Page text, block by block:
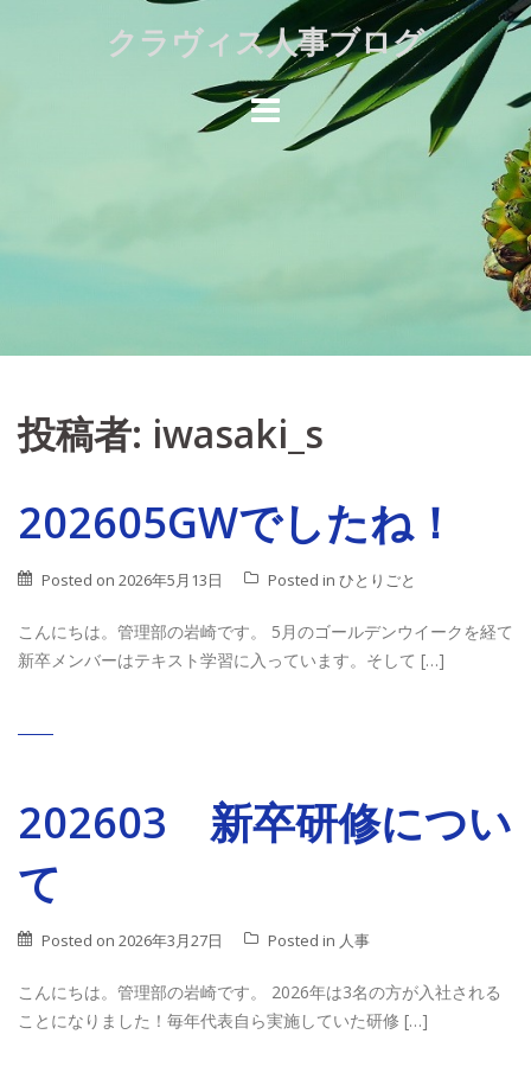
クラヴィス人事ブログ
投稿者: iwasaki_s
202605GWでしたね！
Posted on 2026年5月13日 Posted in ひとりごと
こんにちは。管理部の岩崎です。 5月のゴールデンウイークを経て
新卒メンバーはテキスト学習に入っています。そして […]
202603 新卒研修につい
て
Posted on 2026年3月27日 Posted in 人事
こんにちは。管理部の岩崎です。 2026年は3名の方が入社される
ことになりました！毎年代表自ら実施していた研修 […]